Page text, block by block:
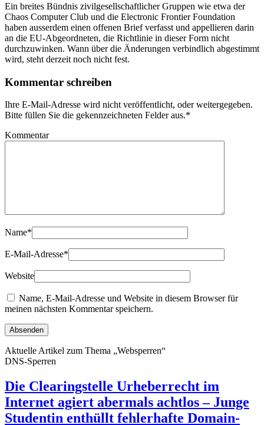
Ein breites Bündnis zivilgesellschaftlicher Gruppen wie etwa der
Chaos Computer Club und die Electronic Frontier Foundation
haben ausserdem einen offenen Brief verfasst und appellieren darin
an die EU-Abgeordneten, die Richtlinie in dieser Form nicht
durchzuwinken. Wann über die Änderungen verbindlich abgestimmt
wird, steht derzeit noch nicht fest.
Kommentar schreiben
Ihre E-Mail-Adresse wird nicht veröffentlicht, oder weitergegeben.
Bitte füllen Sie die gekennzeichneten Felder aus.*
Kommentar
Name*
E-Mail-Adresse*
Website
Name, E-Mail-Adresse und Website in diesem Browser für
meinen nächsten Kommentar speichern.
Aktuelle Artikel zum Thema „Websperren“
DNS-Sperren
Die Clearingstelle Urheberrecht im
Internet agiert abermals achtlos – Junge
Studentin enthüllt fehlerhafte Domain-